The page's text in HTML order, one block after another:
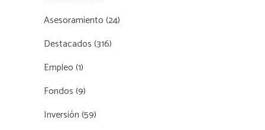
Asesoramiento(24)
Destacados(316)
Empleo(1)
Fondos(9)
Inversión(59)